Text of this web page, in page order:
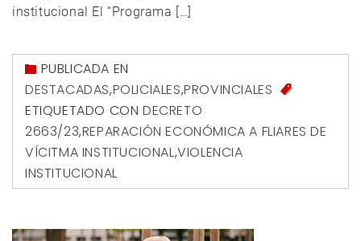
institucional El “Programa […]
PUBLICADA EN
DESTACADAS,POLICIALES,PROVINCIALES
ETIQUETADO CON DECRETO
2663/23,REPARACIÓN ECONÓMICA A FLIARES DE
VÍCITMA INSTITUCIONAL,VIOLENCIA
INSTITUCIONAL